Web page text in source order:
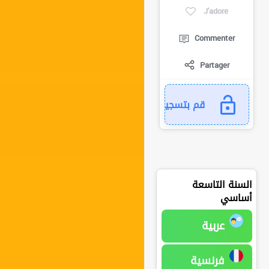
J'adore
Commenter
Partager
قم بتسجيل الدخول للمتابعة...
السنة التاسعة
أساسي
عربية
فرنسية